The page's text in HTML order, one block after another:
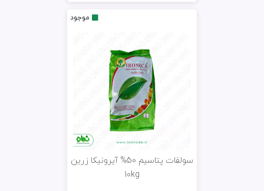
موجود
سولفات پتاسیم 50% آیرونیکا زرین
10kg